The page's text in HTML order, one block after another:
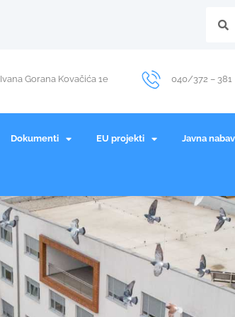
Ivana Gorana Kovačića 1e 040/372 – 381
Dokumenti EU projekti Javna